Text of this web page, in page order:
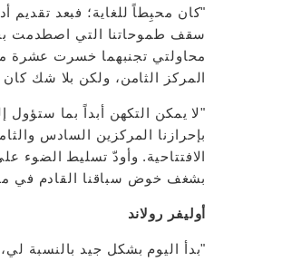
"كان محبِطاً للغاية؛ فبعد تقديم
سقف طموحاتنا التي اصطدمت
محاولتي تجنبهما خسرت عشرة
المركز الثامن، ولكن بلا شك
"لا يمكن التكهن أبداً بما
بإحرازنا المركزين السادس
الافتتاحية. وأودّ تسليط الضوء
بشغف خوض سباقنا القادم في
أوليفر رولاند
"بدأ اليوم بشكل جيد بالنسبة